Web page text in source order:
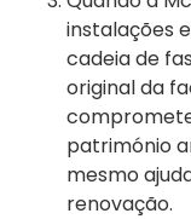
instalações
cadeia de
original da
património
mesmo
renovação.